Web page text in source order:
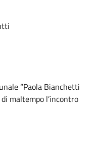
“Paola Bianchetti
maltempo l’incontro